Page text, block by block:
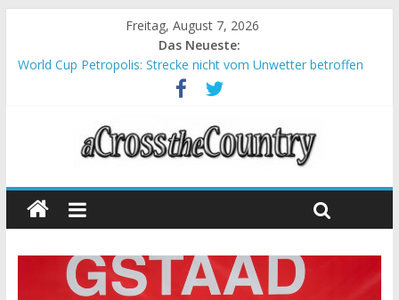
Freitag, August 7, 2026
Das Neueste:
World Cup Petropolis: Strecke nicht vom Unwetter betroffen
Krumbach und Obergessertshausen: Mountainbike-Bundesliga
Supercup Massi Banyoles: Siege für Carod und Richards
Halbzeit beim Andalucia Bike Race: Weltmeister Seewald führt
Chelva: Schweizer Doppelsieg beim ersten XCO-Rennen der